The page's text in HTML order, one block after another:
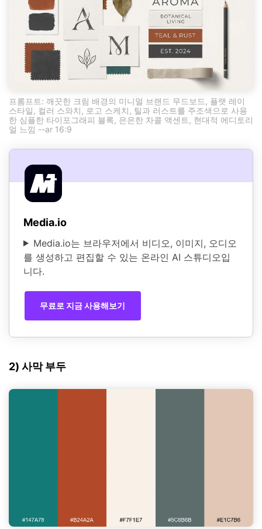
프롬프트: 깨끗한 크림 배경의 미니멀 브랜드 무드보드, 플랫 레이
스타일, 컬러 스와치, 로고 스케치, 틸과 러스트를 주조색으로 사용
한 심플한 타이포그래피 블록, 은은한 차콜 액센트, 현대적 에디토리
얼 느낌 --ar 16:9
Media.io
Media.io는 브라우저에서 비디오, 이미지, 오디오
를 생성하고 편집할 수 있는 온라인 AI 스튜디오입
니다.
무료로 지금 사용해보기
2) 사막 부두